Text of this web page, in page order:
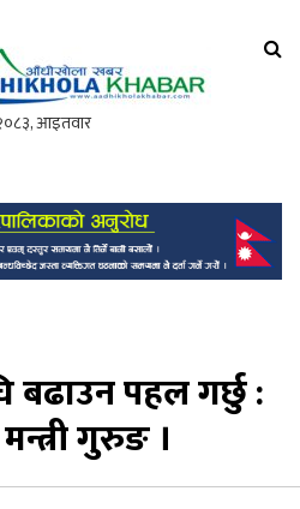
बढाउन पहल गर्छु :
गुरुङ ।